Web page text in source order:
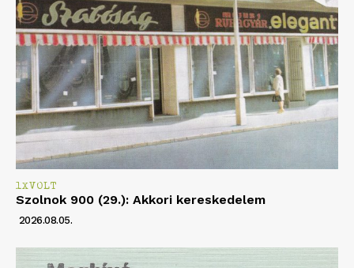
1XVOLT
Szolnok 900 (29.): Akkori kereskedelem
2026.08.05.